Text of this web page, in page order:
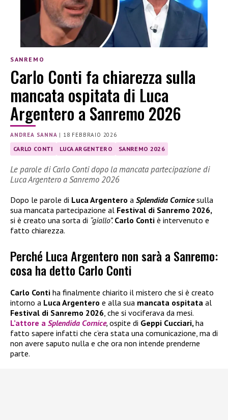
SANREMO
Carlo Conti fa chiarezza sulla
mancata ospitata di Luca
Argentero a Sanremo 2026
ANDREA SANNA | 18 FEBBRAIO 2026
CARLO CONTI LUCA ARGENTERO SANREMO 2026
Le parole di Carlo Conti dopo la mancata partecipazione di
Luca Argentero a Sanremo 2026
Dopo le parole di Luca Argentero a Splendida Cornicesulla
sua mancata partecipazione al Festival di Sanremo 2026,
si è creato una sorta di “giallo”. Carlo Conti è intervenuto e
fatto chiarezza.
Perché Luca Argentero non sarà a Sanremo:
cosa ha detto Carlo Conti
Carlo Conti ha finalmente chiarito il mistero che si è creato
intorno a Luca Argentero e alla sua mancata ospitata al
Festival di Sanremo 2026, che si vociferava da mesi.
L’attore a Splendida Cornice, ospite di Geppi Cucciari,ha
fatto sapere infatti che c’era stata una comunicazione, ma di
non avere saputo nulla e che ora non intende prenderne
parte.